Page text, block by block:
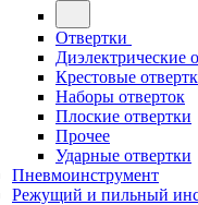
Отвертки
Диэлектрические
Крестовые
Наборы отверток
Плоские отвертки
Прочее
Ударные отвертки
Пневмоинструмент
Режущий и пильный